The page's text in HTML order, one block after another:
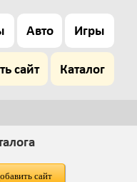
Авто Игры
сайт Каталог
сайт